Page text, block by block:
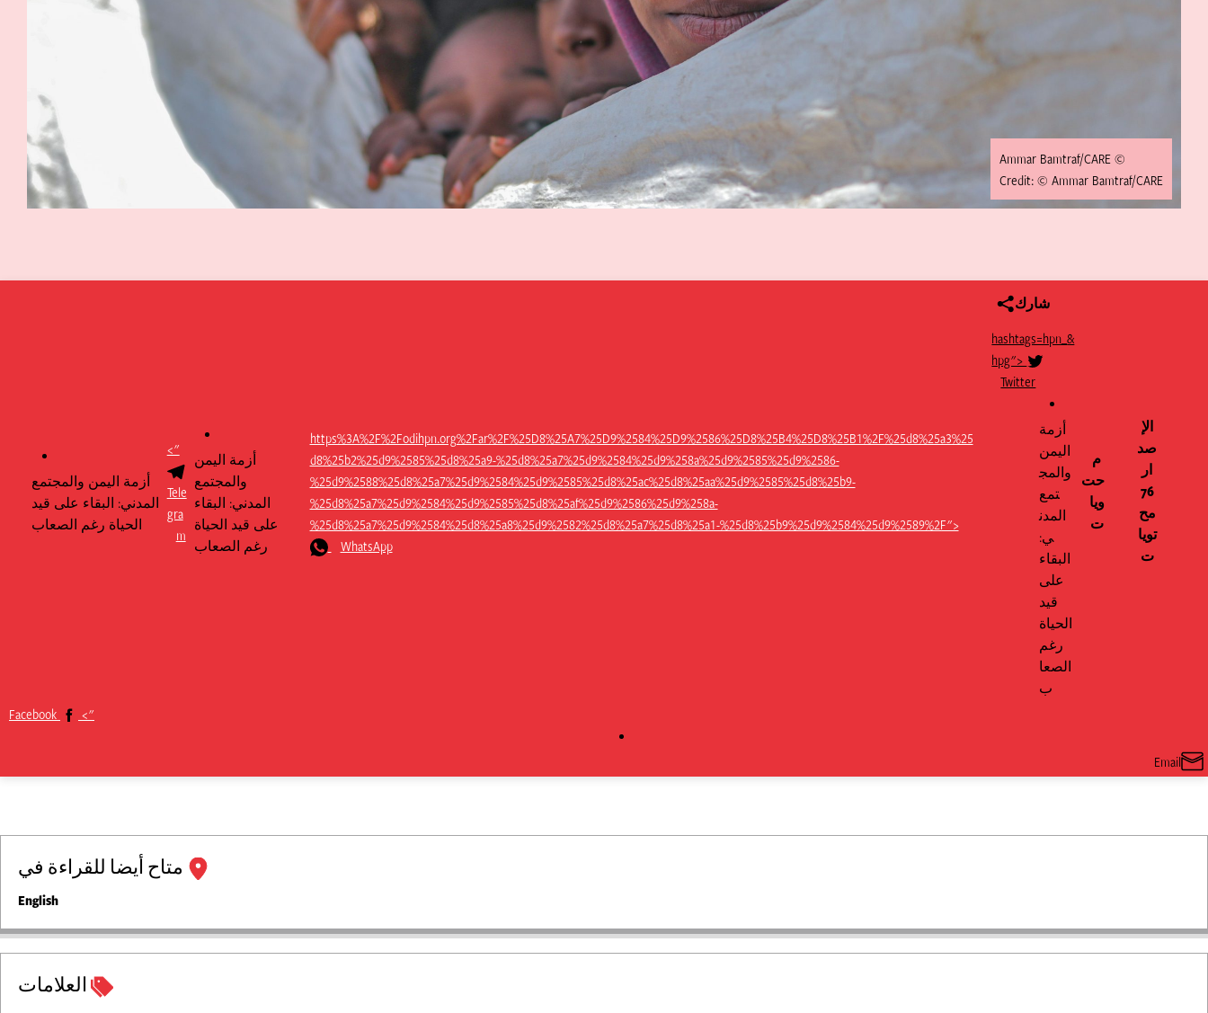
© Ammar Bamtraf/CARE
Credit: © Ammar Bamtraf/CARE
الإ
صد
ار
76
مح
تويا
ت
م
حت
ويا
ت
شارك
&hashtags=hpn_
hpg">
Twitter
Twitter
أزمة
اليمن
والمج
تمع
المدن
ي:
البقاء
على
قيد
الحياة
رغم
الصعا
ب
https%3A%2F%2Fodihpn.org%2Far%2F%25D8%25A7%25D9%2584%25D9%2586%25D8%25B4%25D8%25B1%2F%25d8%25a3%25
d8%25b2%25d9%2585%25d8%25a9-%25d8%25a7%25d9%2584%25d9%258a%25d9%2585%25d9%2586-
%25d9%2588%25d8%25a7%25d9%2584%25d9%2585%25d8%25ac%25d8%25aa%25d9%2585%25d8%25b9-
%25d8%25a7%25d9%2584%25d9%2585%25d8%25af%25d9%2586%25d9%258a-
%25d8%25a7%25d9%2584%25d8%25a8%25d9%2582%25d8%25a7%25d8%25a1-%25d8%25b9%25d9%2584%25d9%2589%2F">
WhatsApp
WhatsApp
أزمة اليمن
والمجتمع
المدني: البقاء
على قيد الحياة
رغم الصعاب
">
Telegram
Tele
gra
m
أزمة اليمن والمجتمع
المدني: البقاء على قيد
الحياة رغم الصعاب
">
Facebook
Facebook
Share
Email
متاح أيضا للقراءة في
English
العلامات